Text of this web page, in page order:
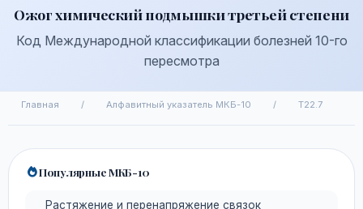
Ожог химический подмышки третьей степени
Код Международной классификации болезней 10-го
пересмотра
Главная / Алфавитный указатель МКБ-10 / T22.7
Популярные МКБ-10
Растяжение и перенапряжение связок